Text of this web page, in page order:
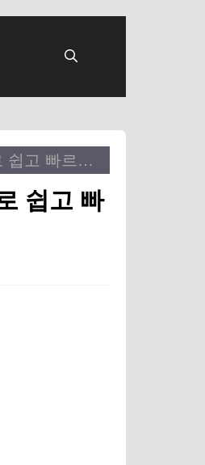
LH주택공사 홈페이지 청약 신청방법, 5단계로 쉽고 빠르게!
쉽고 빠